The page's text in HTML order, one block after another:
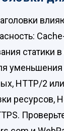
статики в
уменьшения
HTTP/2
ресурсов,